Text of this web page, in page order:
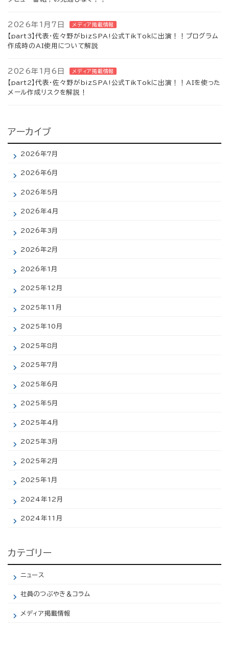
2026年1月7日 メディア掲載情報
【part3】代表・佐々野がbizSPA!公式TikTokに出演！！プログラム
作成時のAI使用について解説
2026年1月6日 メディア掲載情報
【part2】代表・佐々野がbizSPA!公式TikTokに出演！！AIを使った
メール作成リスクを解説！
アーカイブ
2026年7月
2026年6月
2026年5月
2026年4月
2026年3月
2026年2月
2026年1月
2025年12月
2025年11月
2025年10月
2025年8月
2025年7月
2025年6月
2025年5月
2025年4月
2025年3月
2025年2月
2025年1月
2024年12月
2024年11月
カテゴリー
ニュース
社員のつぶやき＆コラム
メディア掲載情報